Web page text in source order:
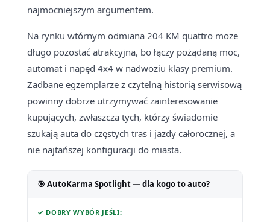
najmocniejszym argumentem.
Na rynku wtórnym odmiana 204 KM quattro może
długo pozostać atrakcyjna, bo łączy pożądaną moc,
automat i napęd 4x4 w nadwoziu klasy premium.
Zadbane egzemplarze z czytelną historią serwisową
powinny dobrze utrzymywać zainteresowanie
kupujących, zwłaszcza tych, którzy świadomie
szukają auta do częstych tras i jazdy całorocznej, a
nie najtańszej konfiguracji do miasta.
🎯 AutoKarma Spotlight — dla kogo to auto?
✓ DOBRY WYBÓR JEŚLI: